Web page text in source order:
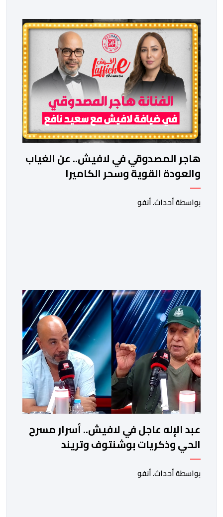
هاجر المصدوقي في لافيش.. عن الغياب
والعودة القوية وسحر الكاميرا
بواسطة أحداث. أنفو
عبد الإله عاجل في لافيش.. أسرار مسرح
الحي وذكريات بوشنتوف وتريند
"الشارجان عيسى" في كأس العالم
بواسطة أحداث. أنفو